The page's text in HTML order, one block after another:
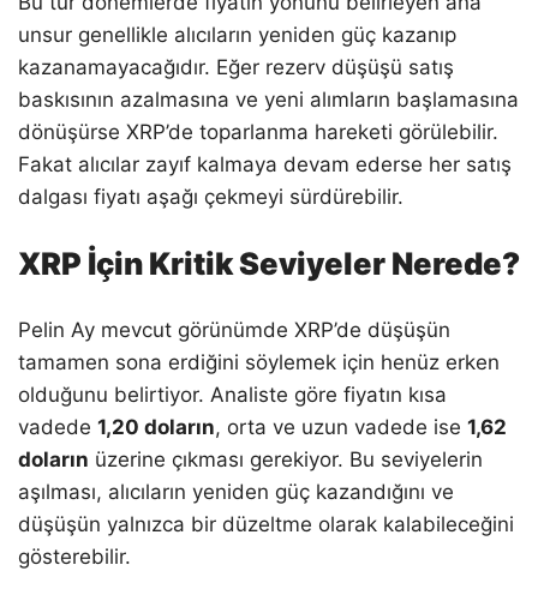
unsur genellikle alıcıların yeniden güç kazanıp
kazanamayacağıdır. Eğer rezerv düşüşü satış
baskısının azalmasına ve yeni alımların başlamasına
dönüşürse XRP’de toparlanma hareketi görülebilir.
Fakat alıcılar zayıf kalmaya devam ederse her satış
dalgası fiyatı aşağı çekmeyi sürdürebilir.
XRP İçin Kritik Seviyeler Nerede?
Pelin Ay mevcut görünümde XRP’de düşüşün
tamamen sona erdiğini söylemek için henüz erken
olduğunu belirtiyor. Analiste göre fiyatın kısa
vadede 1,20 doların, orta ve uzun vadede ise 1,62
doların üzerine çıkması gerekiyor. Bu seviyelerin
aşılması, alıcıların yeniden güç kazandığını ve
düşüşün yalnızca bir düzeltme olarak kalabileceğini
gösterebilir.